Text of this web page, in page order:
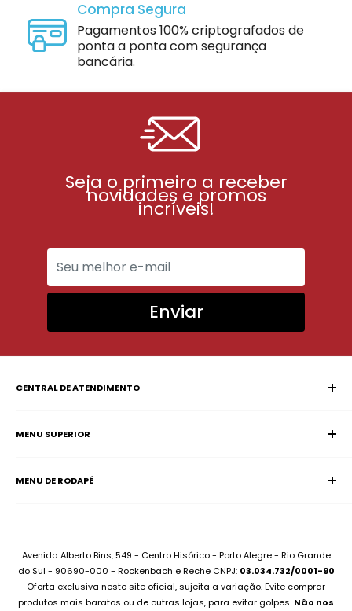
Compra Segura
Pagamentos 100% criptografados de
ponta a ponta com segurança
bancária.
Seja o primeiro a receber
novidades e promos
incríveis!
Enviar
CENTRAL DE ATENDIMENTO
SAC (Serviço de Atendimento ao Consumidor)
Whatsapp:(51) 99227-3667
MENU SUPERIOR
Notebooks
Montamos seu PC
Compramos seu Notebook
Bateria Notebook
MENU DE RODAPÉ
Sobre Assistência Técnica
Para Empresas
Avenida Alberto Bins, 549 - Centro Hisórico - Porto Alegre - Rio Grande
do Sul - 90690-000 - Rockenbach e Reche CNPJ: 03.034.732/0001-90
Oferta exclusiva neste site oficial, sujeita a variação. Evite comprar
produtos mais baratos ou de outras lojas, para evitar golpes. Não nos